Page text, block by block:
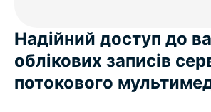
Надійний доступ до
облікових записів
потокового